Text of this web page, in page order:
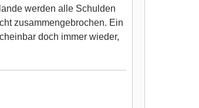
werden alle Schulden
zusammengebrochen. Ein
doch immer wieder,